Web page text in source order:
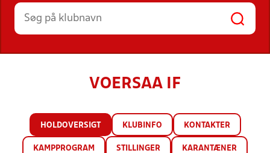
HOLD
VOERSAA IF
HOLDOVERSIGT KLUBINFO KONTAKTER
KAMPPROGRAM STILLINGER KARANTÆNER